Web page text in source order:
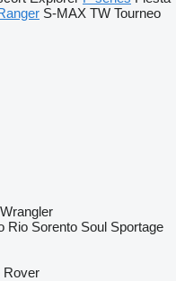
S-MAX TW Tourneo
Wrangler
Rio Sorento Soul Sportage
Rover